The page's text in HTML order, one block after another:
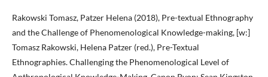
Rakowski Tomasz, Patzer Helena (2018), Pre-textual Ethnography
and the Challenge of Phenomenological Knowledge-making, [w:]
Tomasz Rakowski, Helena Patzer (red.), Pre-Textual
Ethnographies. Challenging the Phenomenological Level of